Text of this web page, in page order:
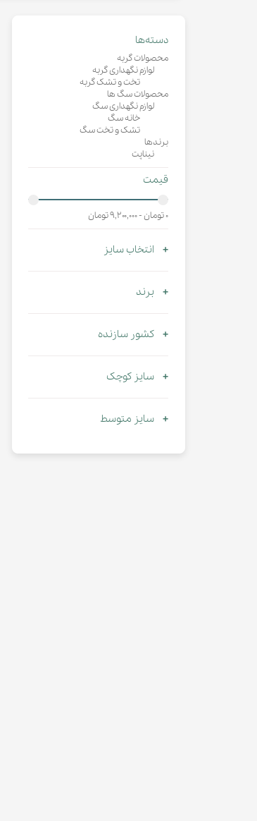
دسته‌ها
محصولات گربه
لوازم نگهداری گربه
تخت و تشک گربه
محصولات سگ ها
لوازم نگهداری سگ
خانه سگ
تشک و تخت سگ
برندها
نیناپت
قیمت
۰ تومان - ۹,۲۰۰,۰۰۰ تومان
انتخاب سایز
برند
کشور سازنده
سایز کوچک
سایز متوسط